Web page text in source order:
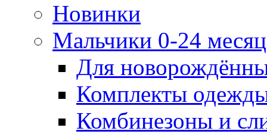
Новинки
Мальчики 0-24
Для
Комплекты
Комбинезоны и